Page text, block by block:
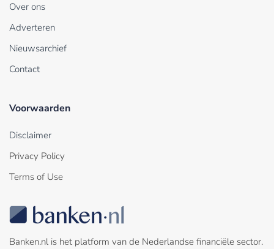
Over ons
Adverteren
Nieuwsarchief
Contact
Voorwaarden
Disclaimer
Privacy Policy
Terms of Use
Banken.nl is het platform van de Nederlandse financiële sector.